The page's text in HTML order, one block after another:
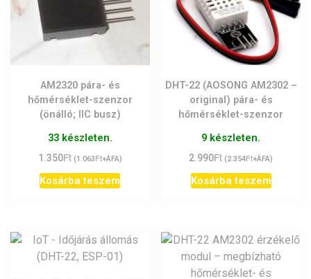
AM2320 pára- és
hőmérséklet-szenzor
(önálló; IIC busz)
33 készleten.
1.350Ft (1.063Ft+ÁFA)
Kosárba teszem
DHT-22 (AOSONG AM2302 –
original) pára- és
hőmérséklet-szenzor
9 készleten.
2.990Ft (2.354Ft+ÁFA)
Kosárba teszem